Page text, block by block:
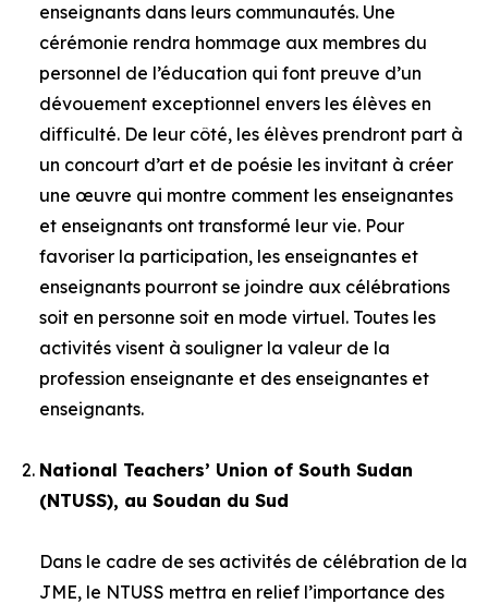
enseignants dans leurs communautés. Une
cérémonie rendra hommage aux membres du
personnel de l’éducation qui font preuve d’un
dévouement exceptionnel envers les élèves en
difficulté. De leur côté, les élèves prendront part à
un concourt d’art et de poésie les invitant à créer
une œuvre qui montre comment les enseignantes
et enseignants ont transformé leur vie. Pour
favoriser la participation, les enseignantes et
enseignants pourront se joindre aux célébrations
soit en personne soit en mode virtuel. Toutes les
activités visent à souligner la valeur de la
profession enseignante et des enseignantes et
enseignants.
National Teachers’ Union of South Sudan
(NTUSS), au Soudan du Sud
Dans le cadre de ses activités de célébration de la
JME, le NTUSS mettra en relief l’importance des